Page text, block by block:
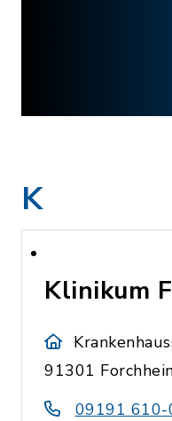
K
Klinikum
91301
09191 610-